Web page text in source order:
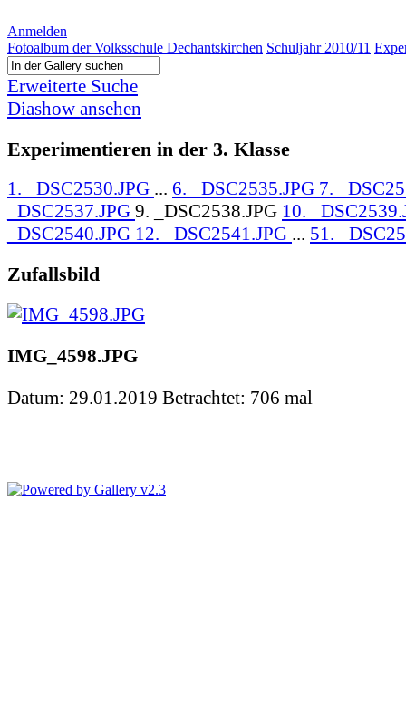
Anmelden
Fotoalbum der Volksschule Dechantskirchen Schuljahr 2010/11
Erweiterte Suche
Diashow ansehen
Experimentieren in der 3. Klasse
1. _DSC2530.JPG ... 6. _DSC2535.JPG 7.
_DSC2537.JPG 9. _DSC2538.JPG 10.
_DSC2540.JPG 12. _DSC2541.JPG ... 51.
Zufallsbild
IMG_4598.JPG
Datum: 29.01.2019 Betrachtet: 706 mal